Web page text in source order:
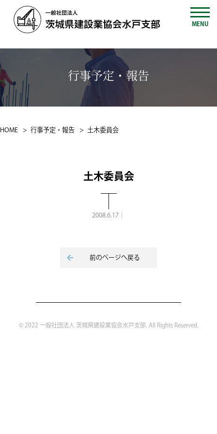
MENU
行事予定・報告
HOME 行事予定・報告 土木委員会
土木委員会
2008.6.17｜
前のページへ戻る
© 2022 一般社団法人 茨城県建設業協会水戸支部. All Rights Reserved.